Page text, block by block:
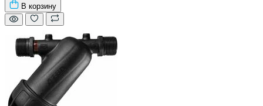
В корзину